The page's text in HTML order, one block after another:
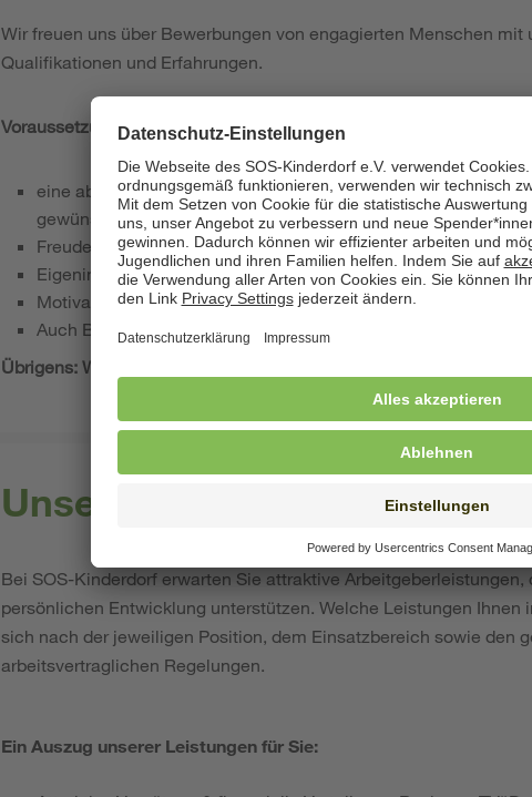
Wir freuen uns über Bewerbungen von engagierten Menschen
Qualifikationen und Erfahrungen.
Voraussetzungen für eine Mitarbeit bei SOS-Kinderdorf sind:
eine abgeschlossene Ausbildung, ein Studium oder eine
gewünschten Tätigkeitsbereich
Freude an der Zusammenarbeit mit Menschen
Eigeninitiative, Verantwortungsbewusstsein und Teamfähigkeit
Motivation, Ihre Fähigkeiten bei SOS-Kinderdorf einzubringen
Auch Berufseinsteiger*innen sowie erfahrene Fach- und
Übrigens: Wir bieten flexible Arbeitszeitmodelle, möglich sind
Unsere Leistungen als
Bei SOS-Kinderdorf erwarten Sie attraktive
persönlichen Entwicklung unterstützen. Welche Leistungen Ihnen
sich nach der jeweiligen Position, dem Einsatzbereich sowie den
arbeitsvertraglichen Regelungen.
Ein Auszug unserer Leistungen für Sie: